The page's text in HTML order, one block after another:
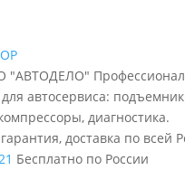
"АВТОДЕЛО"
автосервиса:
диагностика.
доставка по всей
Бесплатно по России